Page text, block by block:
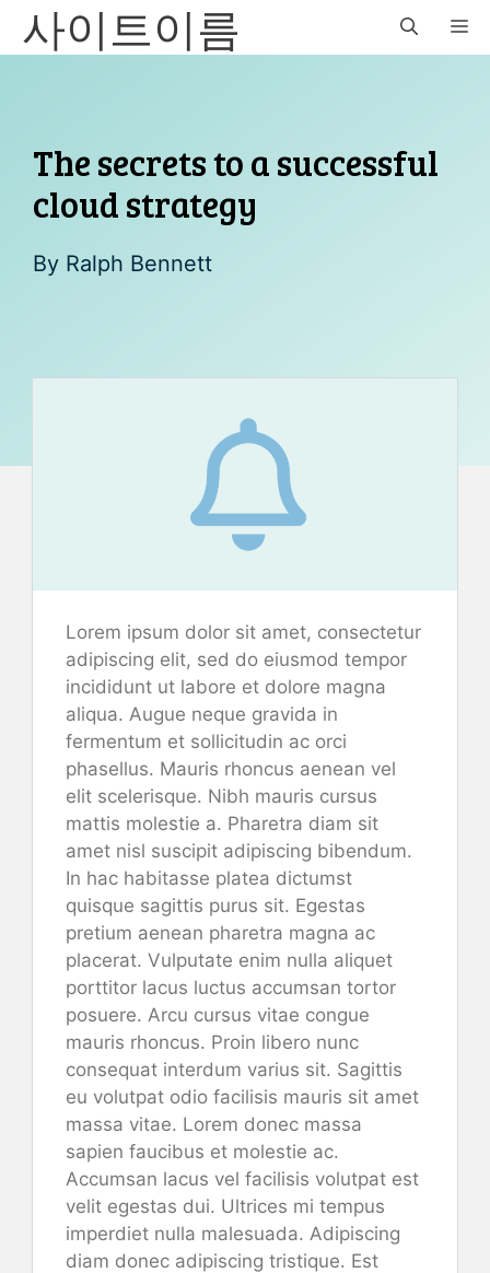
Skip사이트이름
The secrets to a successful
cloud strategy
By Ralph Bennett
Lorem ipsum dolor sit amet, consectetur
adipiscing elit, sed do eiusmod tempor
incididunt ut labore et dolore magna
aliqua. Augue neque gravida in
fermentum et sollicitudin ac orci
phasellus. Mauris rhoncus aenean vel
elit scelerisque. Nibh mauris cursus
mattis molestie a. Pharetra diam sit
amet nisl suscipit adipiscing bibendum.
In hac habitasse platea dictumst
quisque sagittis purus sit. Egestas
pretium aenean pharetra magna ac
placerat. Vulputate enim nulla aliquet
porttitor lacus luctus accumsan tortor
posuere. Arcu cursus vitae congue
mauris rhoncus. Proin libero nunc
consequat interdum varius sit. Sagittis
eu volutpat odio facilisis mauris sit amet
massa vitae. Lorem donec massa
sapien faucibus et molestie ac.
Accumsan lacus vel facilisis volutpat est
velit egestas dui. Ultrices mi tempus
imperdiet nulla malesuada. Adipiscing
diam donec adipiscing tristique. Est